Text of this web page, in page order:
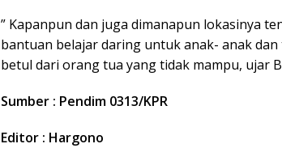
” Kapanpun dan juga dimanapun lokasinya
bantuan belajar daring untuk anak- anak
betul dari orang tua yang tidak mampu, ujar
Sumber : Pendim 0313/KPR
Editor : Hargono